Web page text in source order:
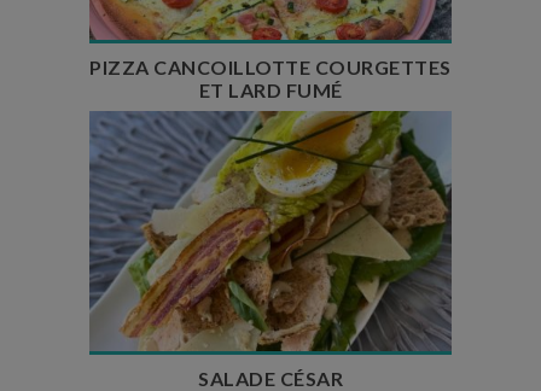
PIZZA CANCOILLOTTE COURGETTES
ET LARD FUMÉ
Temps de préparation : 20 min
Temps de cuisson : 10 min
Nombre de couverts : 4
SALADE CÉSAR